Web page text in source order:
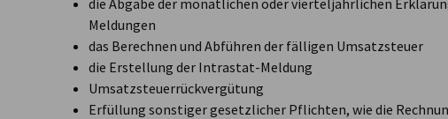
die Abgabe der monatlichen oder vierteljährlichen
Meldungen
das Berechnen und Abführen der fälligen Umsatzsteuer
die Erstellung der Intrastat-Meldung
Umsatzsteuerrückvergütung
Erfüllung sonstiger gesetzlicher Pflichten, wie die